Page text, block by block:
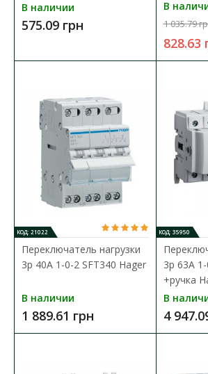
Доступность: В наличии
Переключатель Hager SFT125
ток - 25 ампер, 2 модуля. Служит для ручн..
575.09 грн
В КОРЗИНУ
В сравнения
В закладки
В наличии
575.09 грн
В
1 035.79
828.63
КОД: 21022
Переключатель нагрузки
3p 40А 1-0-2 SFT340 Hager
В наличии
1 889.61 грн
КОД: 35950
3p 63А
+ручка
В
4